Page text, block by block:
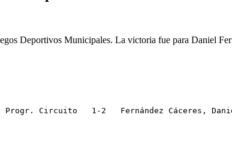
Deportivos Municipales. La victoria fue para Daniel
Progr. Circuito   1-2   Fernández